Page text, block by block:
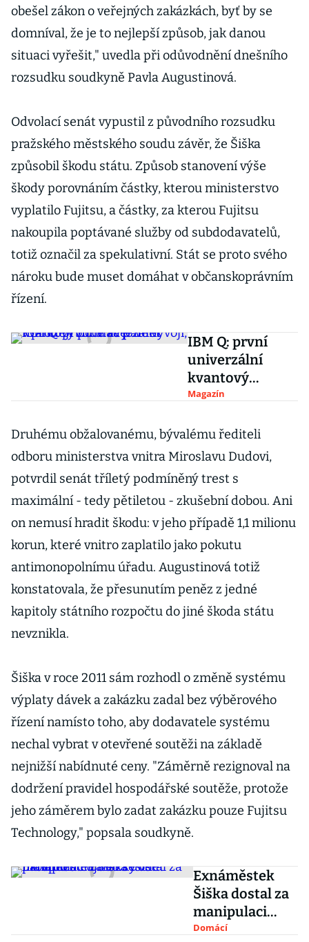
obešel zákon o veřejných zakázkách, byť by se
domníval, že je to nejlepší způsob, jak danou
situaci vyřešit," uvedla při odůvodnění dnešního
rozsudku soudkyně Pavla Augustinová.
Odvolací senát vypustil z původního rozsudku
pražského městského soudu závěr, že Šiška
způsobil škodu státu. Způsob stanovení výše
škody porovnáním částky, kterou ministerstvo
vyplatilo Fujitsu, a částky, za kterou Fujitsu
nakoupila poptávané služby od subdodavatelů,
totiž označil za spekulativní. Stát se proto svého
nároku bude muset domáhat v občanskoprávním
řízení.
IBM Q: první
univerzální
kvantový
počítač je ve
bude za pár let
Magazín
Druhému obžalovanému, bývalému řediteli
odboru ministerstva vnitra Miroslavu Dudovi,
potvrdil senát tříletý podmíněný trest s
maximální - tedy pětiletou - zkušební dobou. Ani
on nemusí hradit škodu: v jeho případě 1,1 milionu
korun, které vnitro zaplatilo jako pokutu
antimonopolnímu úřadu. Augustinová totiž
konstatovala, že přesunutím peněz z jedné
kapitoly státního rozpočtu do jiné škoda státu
nevznikla.
Šiška v roce 2011 sám rozhodl o změně systému
výplaty dávek a zakázku zadal bez výběrového
řízení namísto toho, aby dodavatele systému
nechal vybrat v otevřené soutěži na základě
nejnižší nabídnuté ceny. "Záměrně rezignoval na
dodržení pravidel hospodářské soutěže, protože
jeho záměrem bylo zadat zakázku pouze Fujitsu
Technology," popsala soudkyně.
Exnáměstek
Šiška dostal za
manipulaci
zakázky ve
Domácí